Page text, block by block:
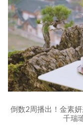
倒数2周播出！金素
千瑞